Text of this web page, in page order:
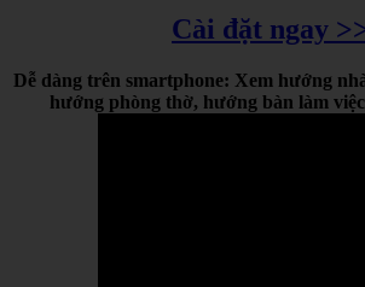
Cài đặt ngay
Dễ dàng trên smartphone: Xem hướng
hướng phòng thờ, hướng bàn làm